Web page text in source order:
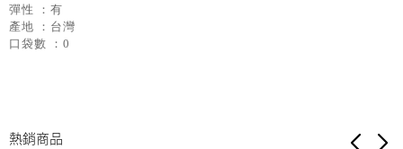
彈性 ：有
產地 ：台灣
口袋數 ：0
熱銷商品